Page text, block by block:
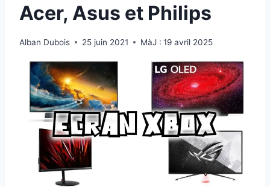
Acer, Asus et Philips
Alban Dubois 25 juin 2021 MàJ : 19 avril 2025